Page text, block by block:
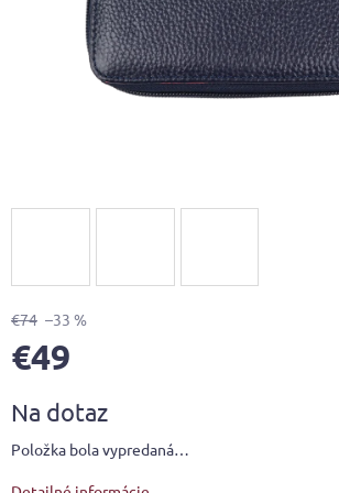
€74 –33 %
€49
cena:
Na dotaz
Položka bola vypredaná…